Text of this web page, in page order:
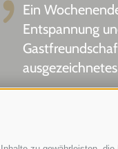
Ein
Entspannung